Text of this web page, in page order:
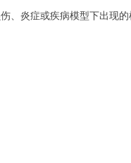
、炎症或疾病模型下出现